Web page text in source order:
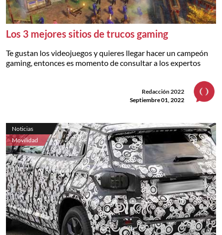
Los 3 mejores sitios de trucos gaming
Te gustan los videojuegos y quieres llegar hacer un campeón
gaming, entonces es momento de consultar a los expertos
Redacción 2022
Septiembre 01, 2022
Noticias
Movilidad